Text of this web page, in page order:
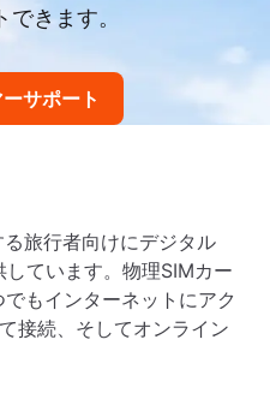
きます。
サポート
旅行者向けにデジタル
ています。物理SIMカー
もインターネットにアク
接続、そしてオンライン